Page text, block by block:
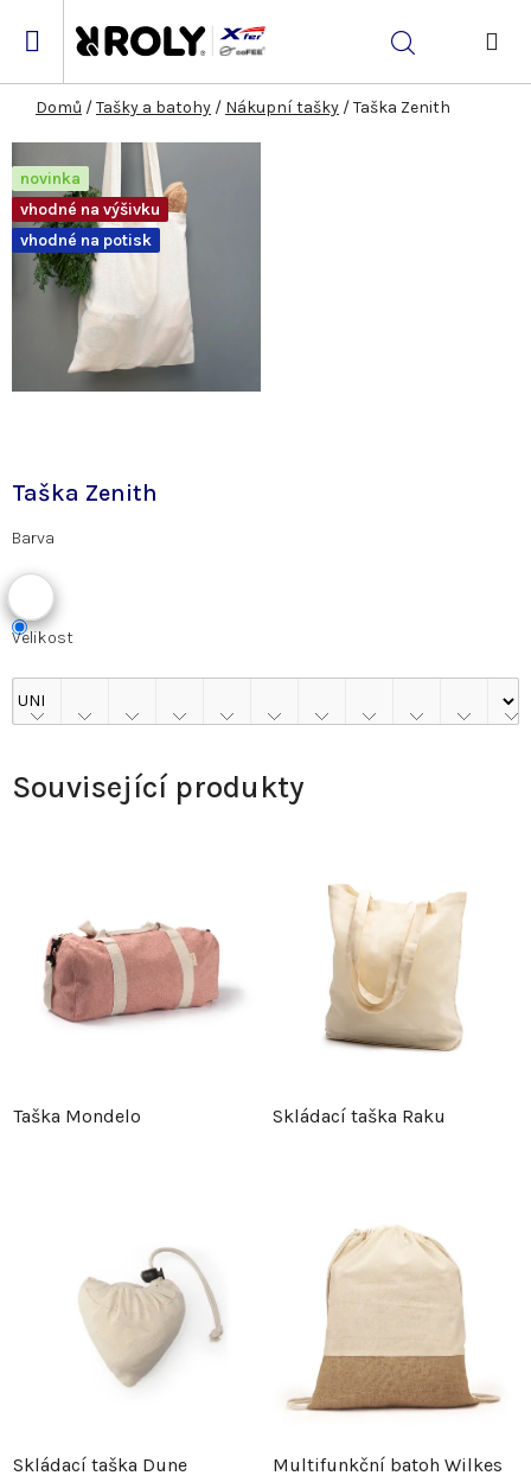
Hledat
Domů /Tašky a batohy / Nákupní tašky /Taška Zenith
Taška Zenith
Barva
Velikost
novinka
vhodné na výšivku
vhodné na potisk
Související produkty
Taška Mondelo Skládací taška Raku
Skládací taška Dune Multifunkční batoh Wilkes